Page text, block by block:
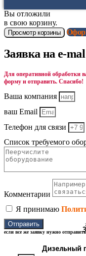
Вы отложили
в свою корзину.
Просмотр корзины
Заявка на e-mal
Для оперативной обработки
форму и отправить. Спасибо!
Ваша компания
ваш Email
Телефон для связи
Список требуемого
Комментарии
Я принимаю
Отправить
если все же заявку нужно
Дизельный